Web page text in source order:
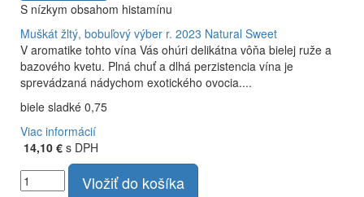
S nízkym obsahom histamínu
Muškát žltý, bobuľový výber r. 2023 Natural Sweet
V aromatike tohto vína Vás ohúri delikátna vôňa bielej ruže a
bazového kvetu. Plná chuť a dlhá perzistencia vína je
sprevádzaná nádychom exotického ovocia....
biele sladké 0,75
Viac informácií
14,10 € s DPH
Vložiť do košíka